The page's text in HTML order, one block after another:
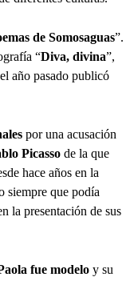
de Somosaguas”.
“Diva, divina”,
año pasado publicó
por una acusación
Picasso de la que
hace años en la
siempre que podía
la presentación de sus
fue modelo y su